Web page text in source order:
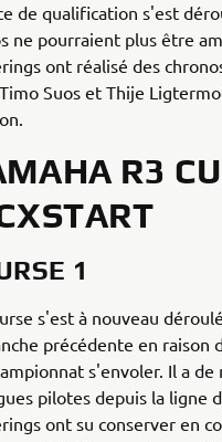
de qualification s'est
ne pourraient plus être
ont réalisé des
Suos et Thije
R3
1
s'est à nouveau
précédente en raison
s'envoler. Il a
pilotes depuis la ligne
ont su conserver en